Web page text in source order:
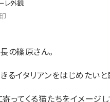
の篠原さん。
るイタリアンをはじめたい
ってくる猫たちをイメージし